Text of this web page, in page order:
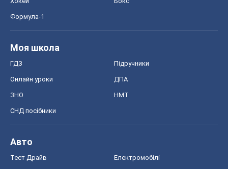
Формула-1
Моя школа
ГДЗ Підручники
Онлайн уроки ДПА
ЗНО НМТ
СНД посібники
Авто
Тест Драйв Електромобілі